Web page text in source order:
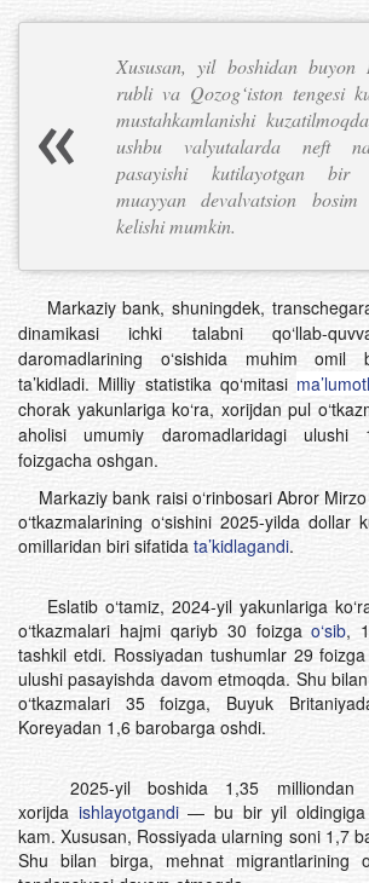
Xususan, yil boshidan buyon
rubli va Qozog‘iston tengesi
mustahkamlanishi
ushbu valyutalarda neft
pasayishi kutilayotgan bir
muayyan devalvatsion bosim
kelishi mumkin.
Markaziy bank, shuningdek,
dinamikasi ichki talabni qo‘llab-
daromadlarining o‘sishida muhim omil
ta’kidladi. Milliy statistika qo‘mitasi
chorak yakunlariga ko‘ra, xorijdan pul
aholisi umumiy daromadlaridagi
foizgacha oshgan.
Markaziy bank raisi o‘rinbosari Abror
o‘tkazmalarining o‘sishini 2025-yilda dollar
omillaridan biri sifatida ta’kidlagandi.
Eslatib o‘tamiz, 2024-yil yakunlariga
o‘tkazmalari hajmi qariyb 30 foizgao‘sib,
tashkil etdi. Rossiyadan tushumlar 29
ulushi pasayishda davom etmoqda. Shu
o‘tkazmalari 35 foizga, Buyuk
Koreyadan 1,6 barobarga oshdi.
2025-yil boshida 1,35 milliondan
xorijda ishlayotgandi— bu bir yil oldingiga
kam. Xususan, Rossiyada ularning soni 1,7
Shu bilan birga, mehnat migrantlarining